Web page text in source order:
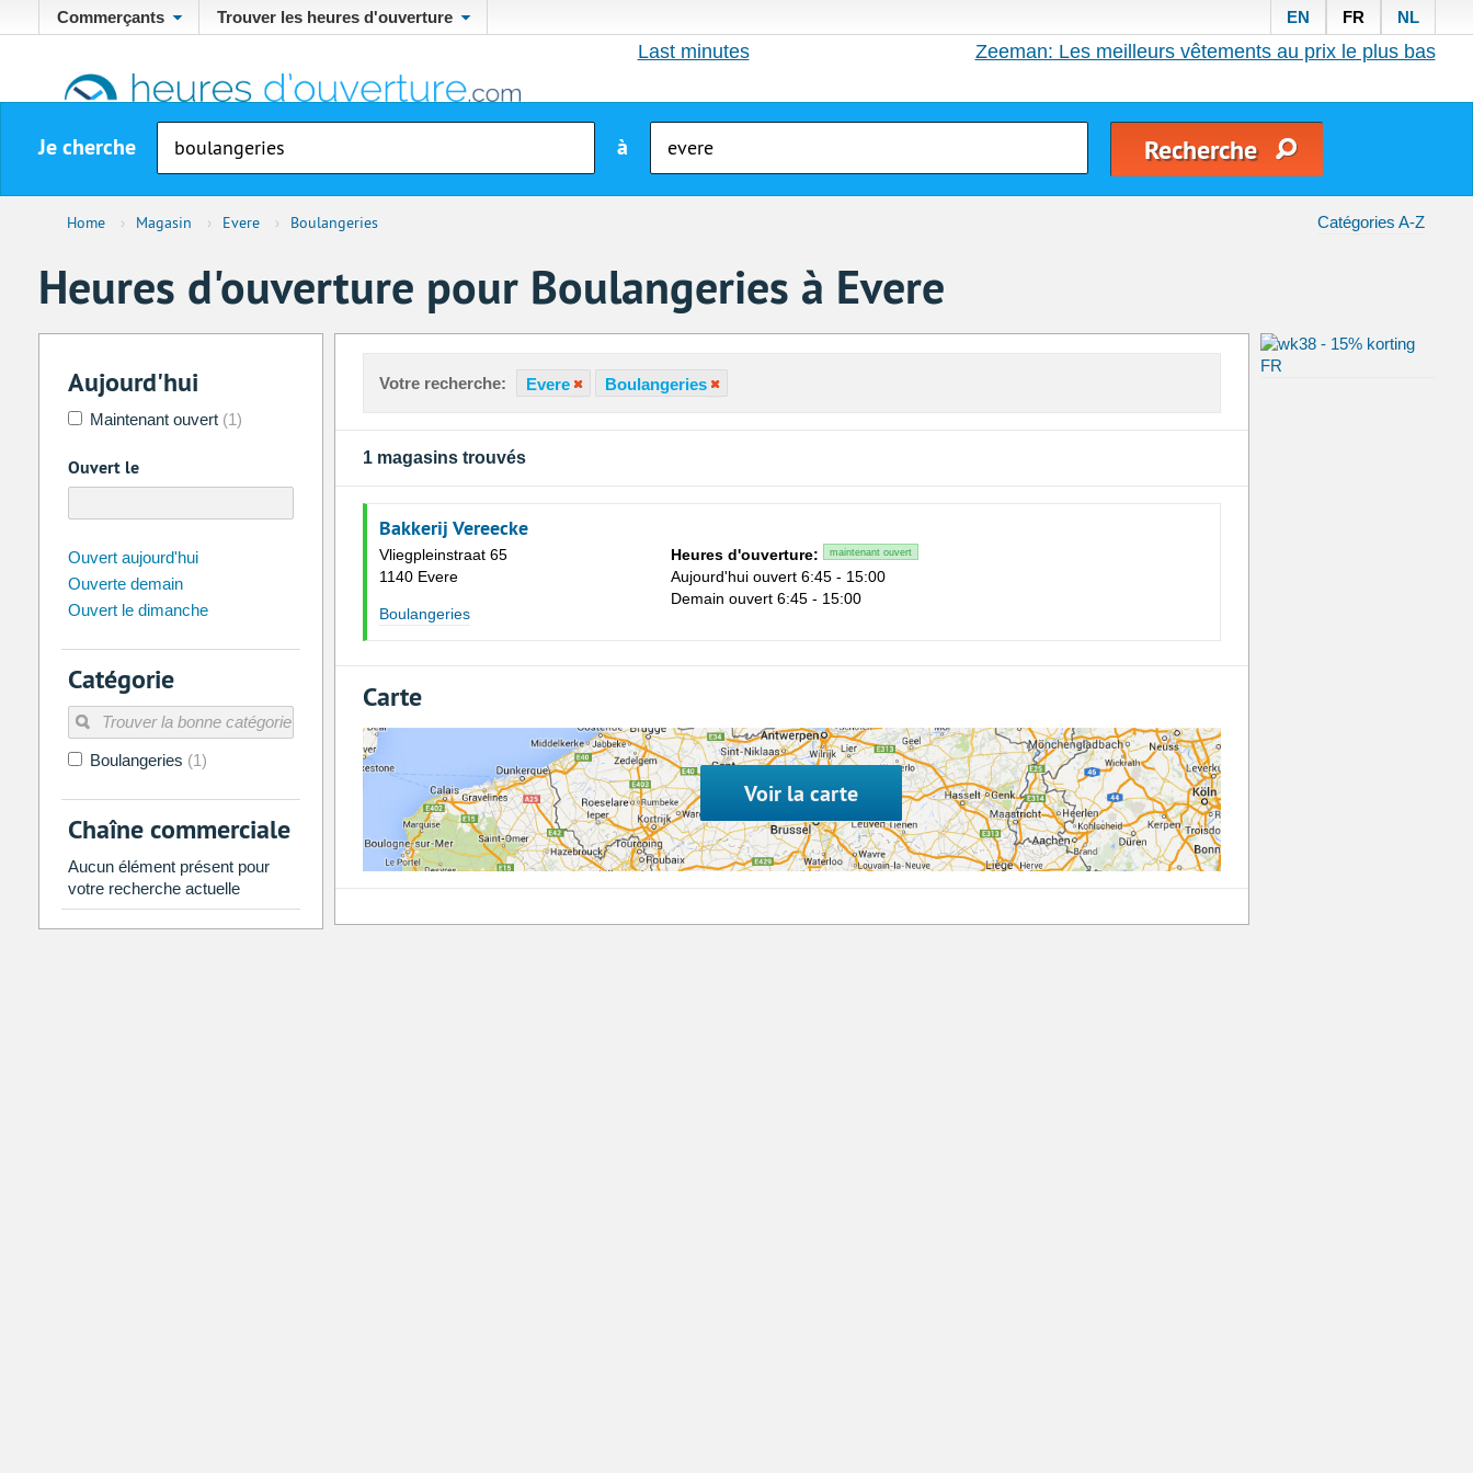
Commerçants Trouver les heures d'ouverture EN FR NL
Last minutes Zeeman: Les meilleurs vêtements au prix le plus bas
Je cherche à
Home › Magasin › Evere › Boulangeries Catégories A-Z
Heures d'ouverture pour Boulangeries à Evere
Aujourd'hui
Maintenant ouvert (1)
Ouvert le
Di Lu Ve
26 27 30 31
2 3 4
9 10 13
16 17 18 20 21 22
23 24 27 29
30 31 1 4 5
Aujourd'hui Vider
Ouvert aujourd'hui
Ouverte demain
Ouvert le dimanche
Catégorie
Boulangeries (1)
Chaîne commerciale
Aucun élément présent pour
votre recherche actuelle
Votre recherche: Evere Boulangeries
1 magasins trouvés
Bakkerij Vereecke
Vliegpleinstraat 65
1140 Evere
Boulangeries
Heures d'ouverture: maintenant ouvert
Aujourd'hui ouvert 6:45 - 15:00
Demain ouvert 6:45 - 15:00
Carte
Voir la carte